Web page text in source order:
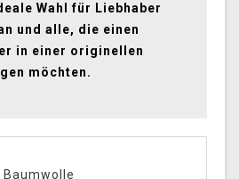
Wahl für Liebhaber
und alle, die einen
in einer originellen
möchten.
Baumwolle